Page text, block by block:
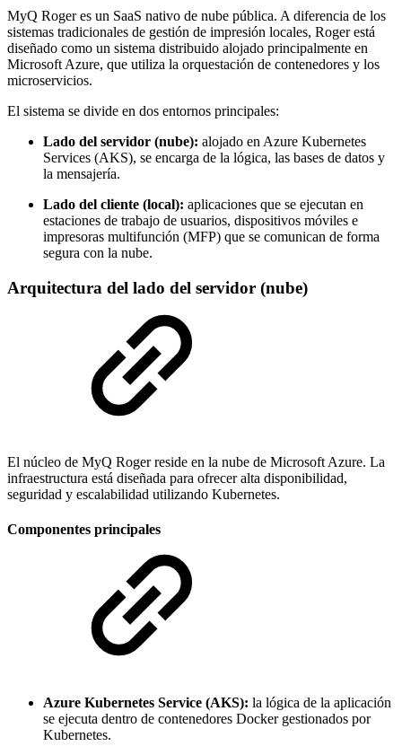
MyQ Roger es un SaaS nativo de nube pública. A diferencia de los
sistemas tradicionales de gestión de impresión locales, Roger está
diseñado como un sistema distribuido alojado principalmente en
Microsoft Azure, que utiliza la orquestación de contenedores y los
microservicios.
El sistema se divide en dos entornos principales:
Lado del servidor (nube): alojado en Azure Kubernetes
Services (AKS), se encarga de la lógica, las bases de datos y
la mensajería.
Lado del cliente (local): aplicaciones que se ejecutan en
estaciones de trabajo de usuarios, dispositivos móviles e
impresoras multifunción (MFP) que se comunican de forma
segura con la nube.
Arquitectura del lado del servidor (nube)
El núcleo de MyQ Roger reside en la nube de Microsoft Azure. La
infraestructura está diseñada para ofrecer alta disponibilidad,
seguridad y escalabilidad utilizando Kubernetes.
Componentes principales
Azure Kubernetes Service (AKS): la lógica de la aplicación
se ejecuta dentro de contenedores Docker gestionados por
Kubernetes.